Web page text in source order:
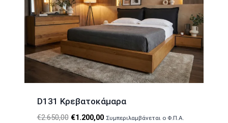
D131 Κρεβατοκάμαρα
€2.650,00 Original
€1.200,00ΗΣυμπεριλαμβάνεται ο Φ.Π.Α.